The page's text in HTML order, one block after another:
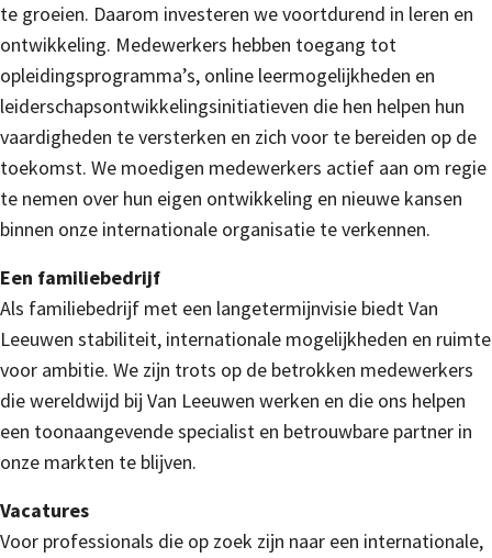
te groeien. Daarom investeren we voortdurend in leren en
ontwikkeling. Medewerkers hebben toegang tot
opleidingsprogramma’s, online leermogelijkheden en
leiderschapsontwikkelingsinitiatieven die hen helpen hun
vaardigheden te versterken en zich voor te bereiden op de
toekomst. We moedigen medewerkers actief aan om regie
te nemen over hun eigen ontwikkeling en nieuwe kansen
binnen onze internationale organisatie te verkennen.
Een familiebedrijf
Als familiebedrijf met een langetermijnvisie biedt Van
Leeuwen stabiliteit, internationale mogelijkheden en ruimte
voor ambitie. We zijn trots op de betrokken medewerkers
die wereldwijd bij Van Leeuwen werken en die ons helpen
een toonaangevende specialist en betrouwbare partner in
onze markten te blijven.
Vacatures
Voor professionals die op zoek zijn naar een internationale,